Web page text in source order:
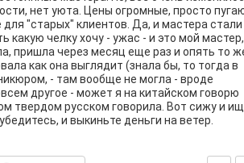
нет уюта. Цены огромные, просто
"старых" клиентов. Да, и мастера стали
какую челку хочу - ужас - и это мой
пришла через месяц еще раз и опять то
как она выглядит (знала бы, то тогда в
- там вообще не могла - вроде
другое - может я на китайском говорю
твердом русском говорила. Вот сижу и
и выкиньте деньги на ветер.